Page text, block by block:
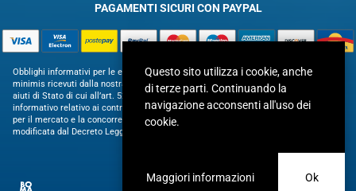
PAGAMENTI SICURI CON PAYPAL
Obblighi informativi per le erogazioni pubbliche: gli aiuti di Stato e gli aiuti de
minimis ricevuti dalla nostra impresa sono contenuti nel Registro nazionale degli
aiuti di Stato di cui all’art. 52 della L. 234/2012 in modo da adempiere all’obbligo
informativo relativo ai contributi statali di cui alla Legge 124/2017 (Legge annuale
per il mercato e la concorrenza – art. 1, commi 125 – 129), successivamente
modificata dal Decreto Legge 34/2019.
Questo sito utilizza i cookie, anche
di terze parti. Continuando la
navigazione acconsenti all'uso dei
cookie.
Ok
Maggiori informazioni